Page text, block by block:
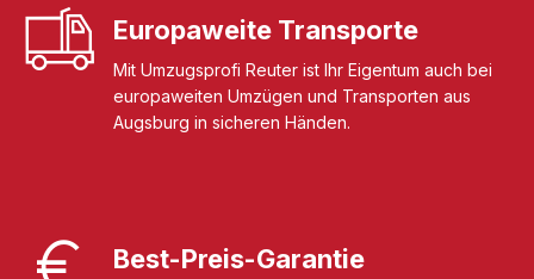
Europaweite Transporte
Mit Umzugsprofi Reuter ist Ihr Eigentum auch bei
europaweiten Umzügen und Transporten aus
Augsburg in sicheren Händen.
Best-Preis-Garantie